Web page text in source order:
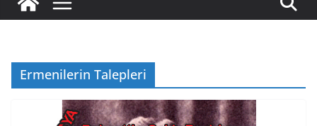
Ermenilerin Talepleri